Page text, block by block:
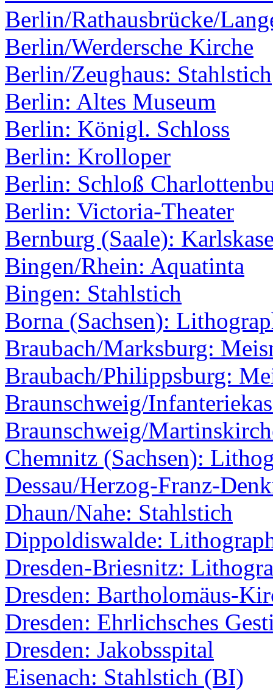
Berlin/Rathausbrücke/
Berlin/Werdersche Kirche
Berlin/Zeughaus: Stahlstich
Berlin: Altes Museum
Berlin: Königl. Schloss
Berlin: Krolloper
Berlin: Schloß
Berlin: Victoria-Theater
Bernburg (Saale):
Bingen/Rhein: Aquatinta
Bingen: Stahlstich
Borna (Sachsen):
Braubach/Marksburg:
Braubach/Philippsburg:
Braunschweig/
Braunschweig/
Chemnitz (Sachsen):
Dessau/Herzog-Franz-
Dhaun/Nahe: Stahlstich
Dippoldiswalde:
Dresden-Briesnitz:
Dresden: Bartholomäus-
Dresden: Ehrlichsches
Dresden: Jakobsspital
Eisenach: Stahlstich (BI)